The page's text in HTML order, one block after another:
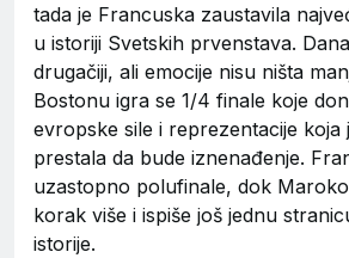
tada je Francuska zaustavila
u istoriji Svetskih prvenstava.
drugačiji, ali emocije nisu ništa
Bostonu igra se 1/4 finale koje
evropske sile i reprezentacije koja
prestala da bude iznenađenje.
uzastopno polufinale, dok
korak više i ispiše još jednu
istorije.